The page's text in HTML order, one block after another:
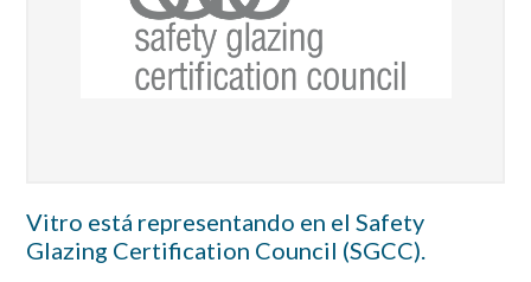
Vitro está representando en el Safety
Glazing Certification Council (SGCC).